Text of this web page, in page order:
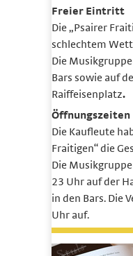
Freier Eintritt
Die „Psairer
schlechtem
Die
Bars sowie auf
Raiffeisenplatz.
Öffnungszeiten
Die Kaufleute
Fraitigen“ die
Die
23 Uhr auf der
in den Bars. Die
Uhr auf.